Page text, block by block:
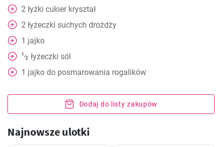
2 łyżki cukier kryształ
2 łyżeczki suchych drożdży
1 jajko
1⁄2 łyżeczki sól
1 jajko do posmarowania rogalików
Dodaj do listy zakupów
Najnowsze ulotki